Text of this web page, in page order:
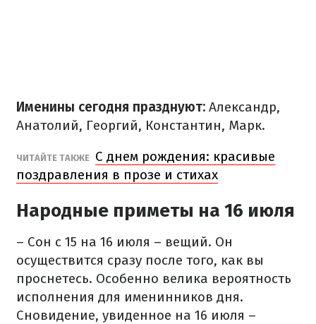
Именины сегодня празднуют: Александр,
Анатолий, Георгий, Константин, Марк.
​ЧИТАЙТЕ ТАКЖЕ С днем рождения: красивые
поздравления в прозе и стихах
Народные приметы на 16 июля
– Сон с 15 на 16 июля – вещий. Он
осуществится сразу после того, как вы
проснетесь. Особенно велика вероятность
исполнения для именинников дня.
Сновидение, увиденное на 16 июля –